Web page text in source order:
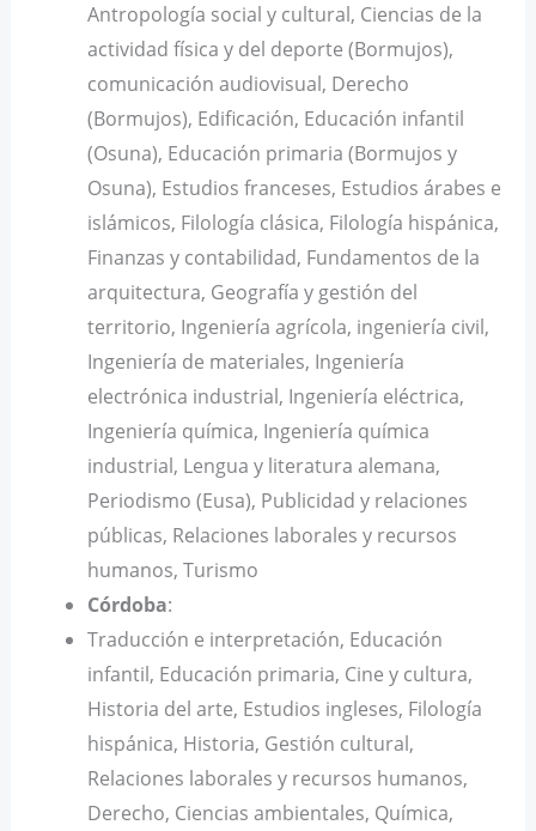
Antropología social y cultural, Ciencias de la
actividad física y del deporte (Bormujos),
comunicación audiovisual, Derecho
(Bormujos), Edificación, Educación infantil
(Osuna), Educación primaria (Bormujos y
Osuna), Estudios franceses, Estudios árabes e
islámicos, Filología clásica, Filología hispánica,
Finanzas y contabilidad, Fundamentos de la
arquitectura, Geografía y gestión del
territorio, Ingeniería agrícola, ingeniería civil,
Ingeniería de materiales, Ingeniería
electrónica industrial, Ingeniería eléctrica,
Ingeniería química, Ingeniería química
industrial, Lengua y literatura alemana,
Periodismo (Eusa), Publicidad y relaciones
públicas, Relaciones laborales y recursos
humanos, Turismo
Córdoba:
Traducción e interpretación, Educación
infantil, Educación primaria, Cine y cultura,
Historia del arte, Estudios ingleses, Filología
hispánica, Historia, Gestión cultural,
Relaciones laborales y recursos humanos,
Derecho, Ciencias ambientales, Química,